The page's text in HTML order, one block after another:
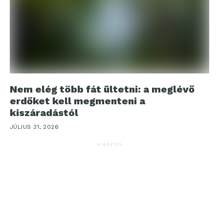
Nem elég több fát ültetni: a meglévő
erdőket kell megmenteni a
kiszáradástól
JÚLIUS 31, 2026
HIRDETÉS